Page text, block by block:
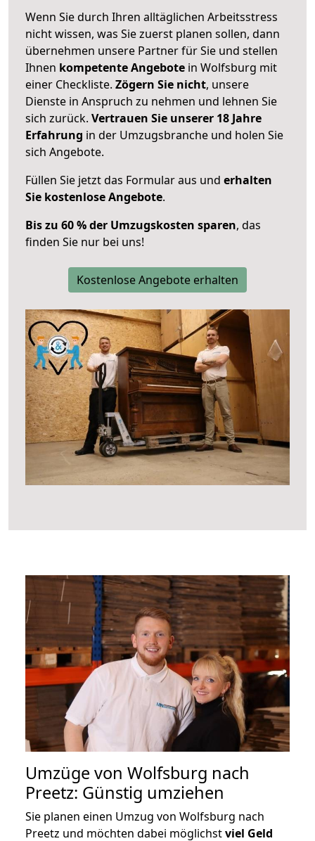
Wenn Sie durch Ihren alltäglichen Arbeitsstress
nicht wissen, was Sie zuerst planen sollen, dann
übernehmen unsere Partner für Sie und stellen
Ihnen kompetente Angebote in Wolfsburg mit
einer Checkliste. Zögern Sie nicht, unsere
Dienste in Anspruch zu nehmen und lehnen Sie
sich zurück. Vertrauen Sie unserer 18 Jahre
Erfahrung in der Umzugsbranche und holen Sie
sich Angebote.
Füllen Sie jetzt das Formular aus und erhalten
Sie kostenlose Angebote.
Bis zu 60 % der Umzugskosten sparen, das
finden Sie nur bei uns!
Kostenlose Angebote erhalten
Umzüge von Wolfsburg nach
Preetz: Günstig umziehen
Sie planen einen Umzug von Wolfsburg nach
Preetz und möchten dabei möglichstviel Geld